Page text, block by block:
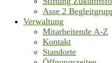
Asse 2
Verwaltung
Mitarbeitende A-Z
Kontakt
Standorte